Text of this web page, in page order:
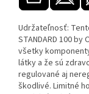
Udržateľnosť:
STANDARD 100
všetky
látky a že sú
regulované aj
škodlivé. Limitné